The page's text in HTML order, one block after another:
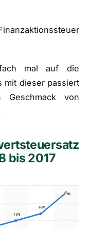
mal auf die
mit dieser passiert
von
bis 2017